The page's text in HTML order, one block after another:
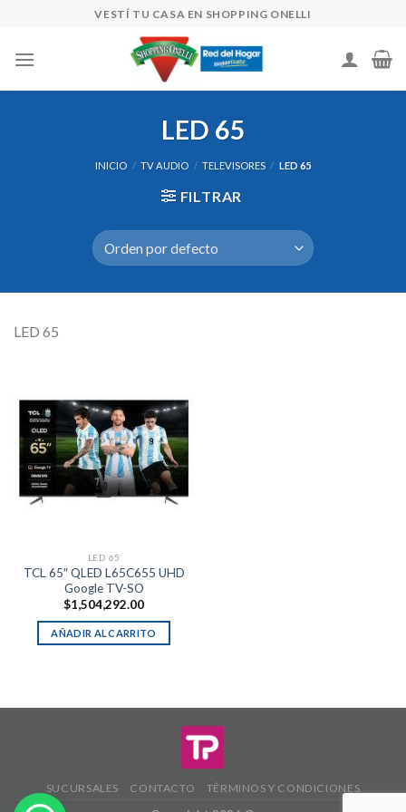
content
VESTÍ TU CASA EN SHOPPING ONELLI
LED 65
INICIO / TV AUDIO / TELEVISORES / LED 65
FILTRAR
LED 65
LED 65
TCL 65″ QLED L65C655 UHD
Google TV-SO
$1,504,292.00
AÑADIR AL CARRITO
SUCURSALES CONTACTO TÉRMINOS Y CONDICIONES